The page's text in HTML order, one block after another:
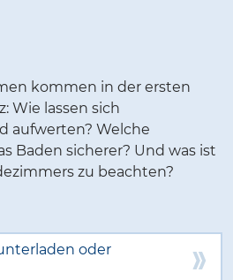
kommen in der ersten
Wie lassen sich
aufwerten? Welche
Baden sicherer? Und was ist
zu beachten?
oder